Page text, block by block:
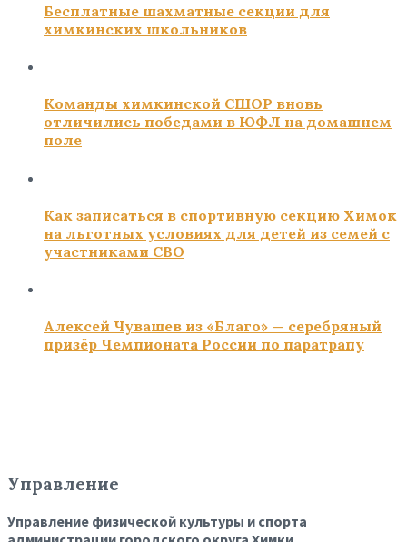
Бесплатные шахматные секции для
химкинских школьников
Команды химкинской СШОР вновь
отличились победами в ЮФЛ на домашнем
поле
Как записаться в спортивную секцию Химок
на льготных условиях для детей из семей с
участниками СВО
Алексей Чувашев из «Благо» — серебряный
призёр Чемпионата России по паратрапу
Управление
Управление физической культуры и спорта